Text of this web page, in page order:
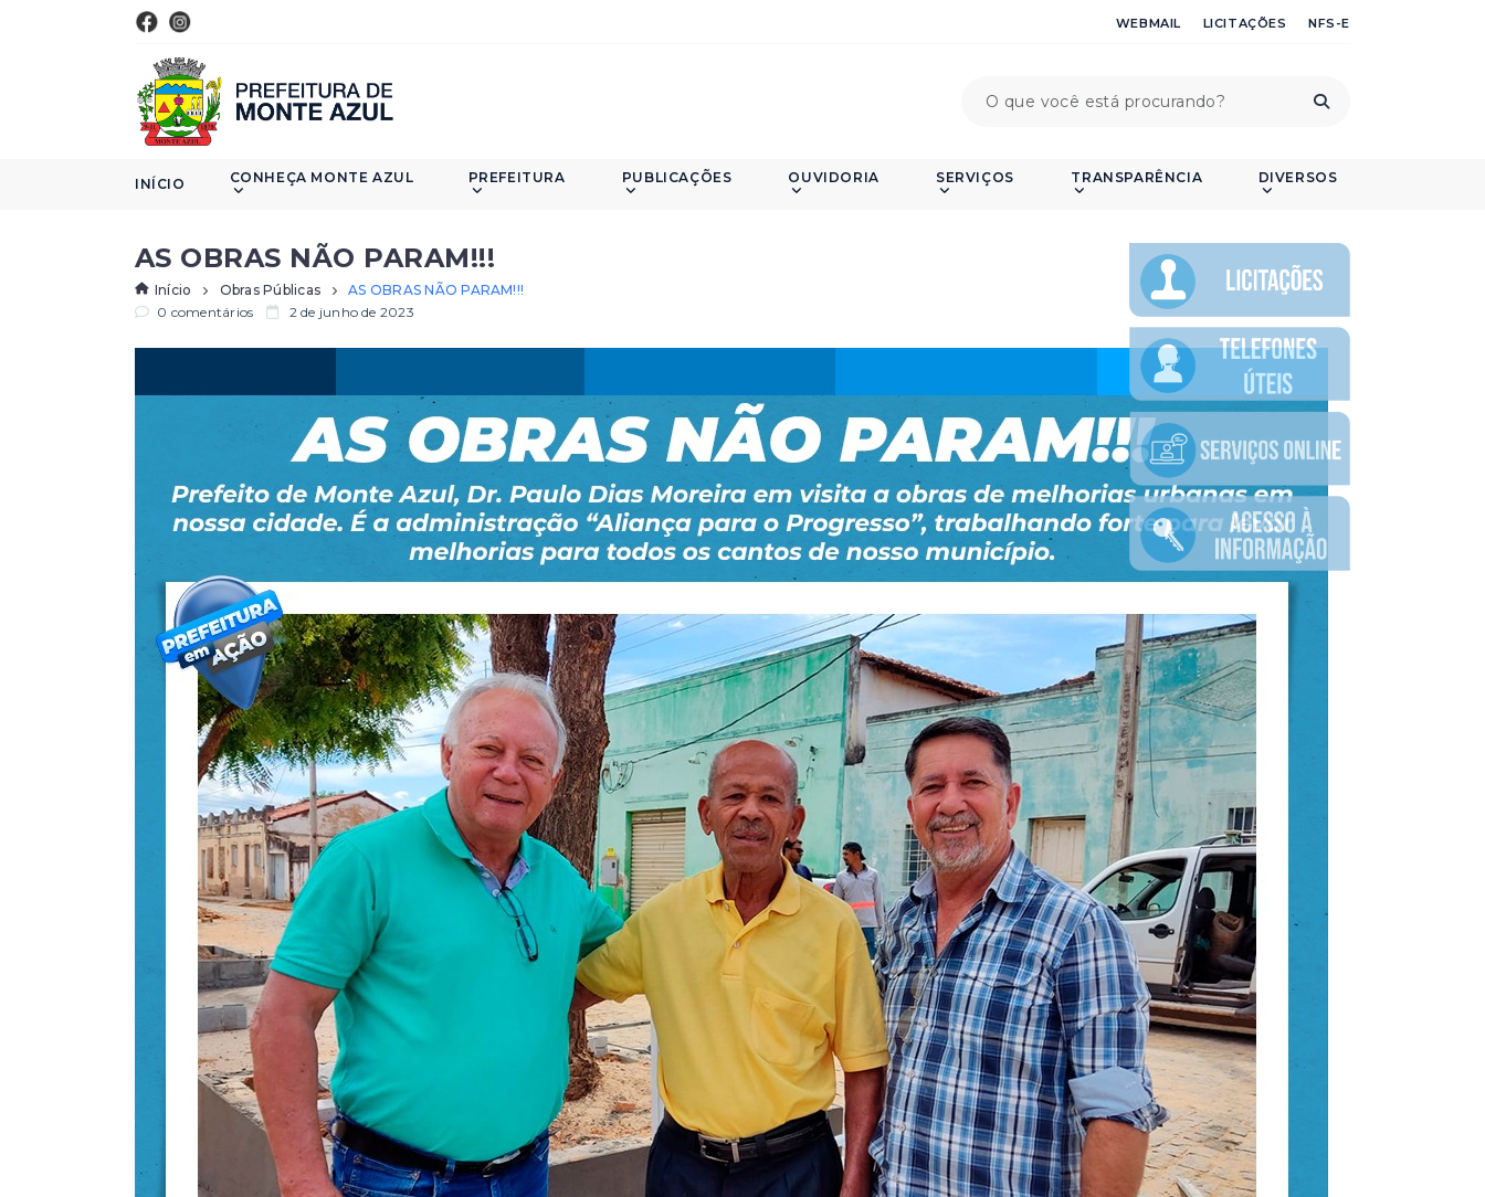
WEBMAIL LICITAÇÕES NFS-E
INÍCIO CONHEÇA MONTE AZUL PREFEITURA PUBLICAÇÕES OUVIDORIA SERVIÇOS TRANSPARÊNCIA DIVERSOS
AS OBRAS NÃO PARAM!!!
Início Obras Públicas
AS OBRAS NÃO PARAM!!!
0 comentários
2 de junho de 2023